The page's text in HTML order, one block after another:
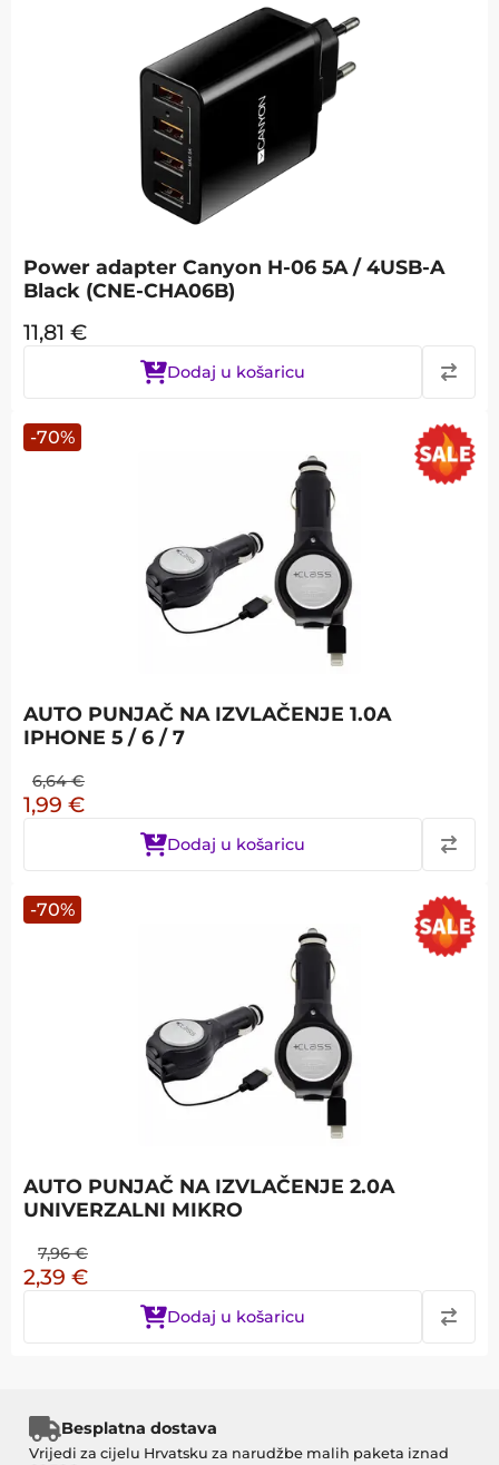
Power adapter Canyon H-06 5A / 4USB-A
Black (CNE-CHA06B)
11,81 €
Dodaj u košaricu
AUTO PUNJAČ NA IZVLAČENJE 1.0A
IPHONE 5 / 6 / 7
6,64 €
1,99 €
Dodaj u košaricu
-70%
AUTO PUNJAČ NA IZVLAČENJE 2.0A
UNIVERZALNI MIKRO
7,96 €
2,39 €
Dodaj u košaricu
-70%
Besplatna dostava
Vrijedi za cijelu Hrvatsku za narudžbe malih paketa iznad